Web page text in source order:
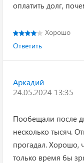
оплатить долг,
Хорошо
Ответить
Аркадий
24.05.2024 13:35
Пообещали после
несколько тысяч.
прогадал. Хорошо,
только время бы